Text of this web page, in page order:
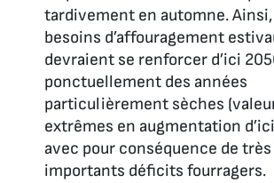
tardivement en automne.
besoins d’affouragement
devraient se renforcer d’ici
ponctuellement des années
particulièrement sèches
extrêmes en augmentation
avec pour conséquence de très
importants déficits fourragers.